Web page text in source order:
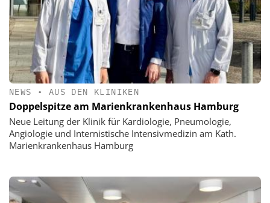
NEWS • AUS DEN KLINIKEN
Doppelspitze am Marienkrankenhaus Hamburg
Neue Leitung der Klinik für Kardiologie, Pneumologie,
Angiologie und Internistische Intensivmedizin am Kath.
Marienkrankenhaus Hamburg